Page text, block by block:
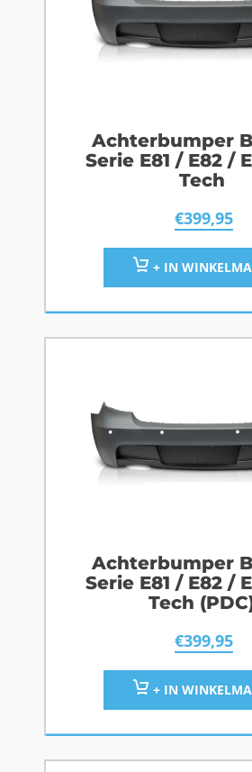
Achterbumper
Serie E81 / E82 /
Tech
€399,95
+ IN
Achterbumper
Serie E81 / E82 /
Tech
€399,95
+ IN